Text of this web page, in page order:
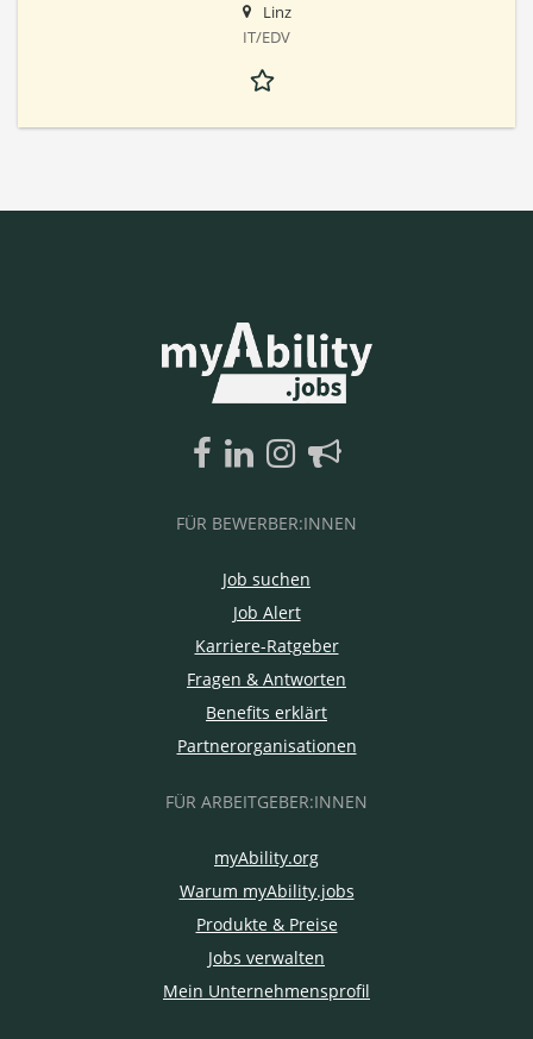
Linz
IT/EDV
FÜR BEWERBER:INNEN
Job suchen
Job Alert
Karriere-Ratgeber
Fragen & Antworten
Benefits erklärt
Partnerorganisationen
FÜR ARBEITGEBER:INNEN
myAbility.org
Warum myAbility.jobs
Produkte & Preise
Jobs verwalten
Mein Unternehmensprofil